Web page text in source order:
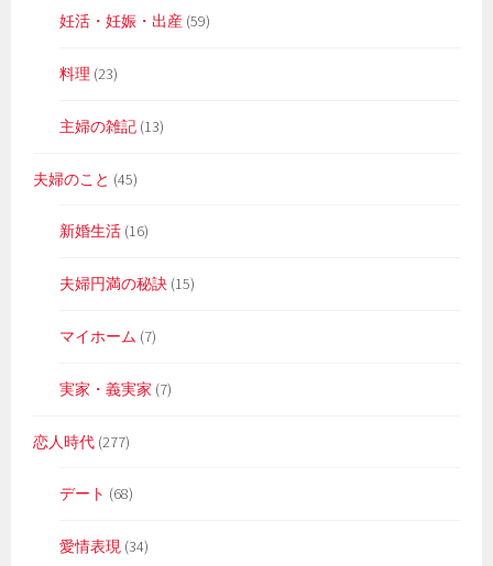
妊活・妊娠・出産 (59)
料理 (23)
主婦の雑記 (13)
夫婦のこと (45)
新婚生活 (16)
夫婦円満の秘訣 (15)
マイホーム (7)
実家・義実家 (7)
恋人時代 (277)
デート (68)
愛情表現 (34)